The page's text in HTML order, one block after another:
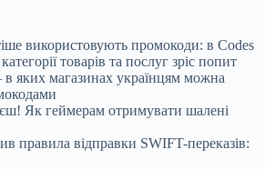
використовують промокоди: в Codes
товарів та послуг зріс попит
яких магазинах українцям можна
Як геймерам отримувати шалені
правила відправки SWIFT-переказів: